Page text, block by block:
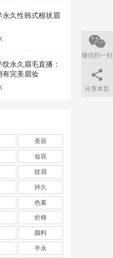
永久性韩式根状眉
永久眉毛直播：
有完美眉妆
美容
妆容
纹眉
持久
色素
价格
颜料
半永
微信扫一扫
分享本页